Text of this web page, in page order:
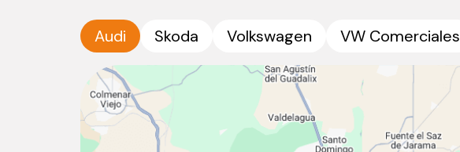
Audi Skoda Volkswagen VW Comerciales